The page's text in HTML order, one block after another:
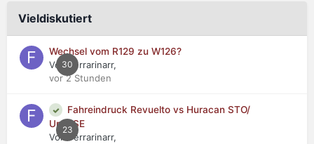
Vieldiskutiert
30
Wechsel vom R129 zu W126?
Von Ferrarinarr,
vor 2 Stunden
23
Fahreindruck Revuelto vs Huracan STO/
Urus SE
Von Ferrarinarr,